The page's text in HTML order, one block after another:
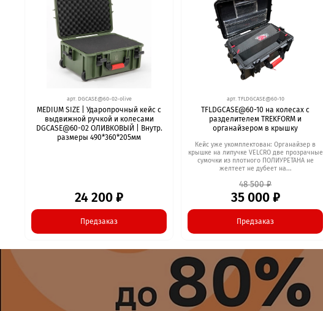
арт. DGCASE@60-02-olive
MEDIUM SIZE | Ударопрочный кейс с
выдвижной ручкой и колесами
DGCASE@60-02 ОЛИВКОВЫЙ | Внутр.
размеры 490*360*205мм
24 200 ₽
Предзаказ
арт. TFLDGCASE@60-10
TFLDGCASE@60-10 на колесах c
разделителем TREKFORM и
органайзером в крышку
Кейс уже укомплектован: Органайзер в
крышке на липучке VELCRO две прозрачные
сумочки из плотного ПОЛИУРЕТАНА не
желтеет не дубеет на...
48 500 ₽
35 000 ₽
Предзаказ